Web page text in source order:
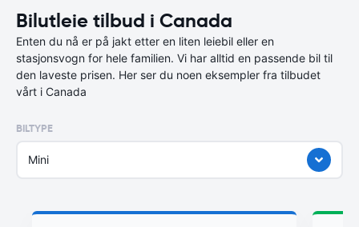
Bilutleie tilbud i Canada
Enten du nå er på jakt etter en liten leiebil eller en
stasjonsvogn for hele familien. Vi har alltid en passende bil til
den laveste prisen. Her ser du noen eksempler fra tilbudet
vårt i Canada
BILTYPE
Mini